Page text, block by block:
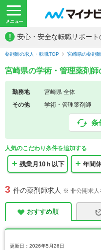
! 安心・安全な転職サポート
薬剤師の求人・転職TOP 宮崎県の薬剤
宮崎県の学術・管理薬剤
勤務地
宮崎県 全体
その他
学術・管理薬剤師
条
人気のこだわり条件を追加する
残業月10ｈ以下 年間
3 件の薬剤師求人 ※ 非公開求人
おすすめ順
更新日：2026年5月26日